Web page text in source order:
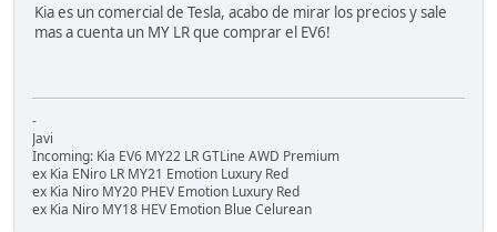
Kia es un comercial de Tesla, acabo de mirar los precios y sale
mas a cuenta un MY LR que comprar el EV6!
-
Javi
Incoming: Kia EV6 MY22 LR GTLine AWD Premium
ex Kia ENiro LR MY21 Emotion Luxury Red
ex Kia Niro MY20 PHEV Emotion Luxury Red
ex Kia Niro MY18 HEV Emotion Blue Celurean